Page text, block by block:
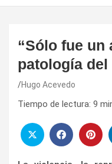
“Sólo fue un
patología
Hugo Acevedo
Tiempo de lectura: 9